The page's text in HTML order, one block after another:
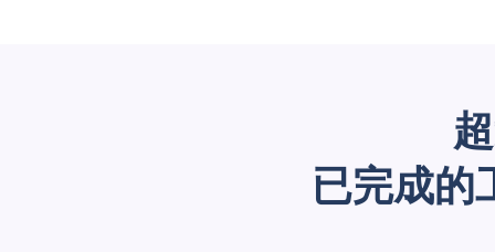
已完成的